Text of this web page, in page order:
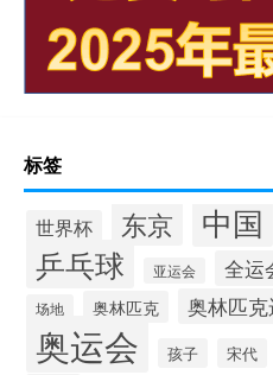
标签
世界杯 东京 中国
乒乓球 亚运会 全运
场地 奥林匹克 奥林匹
奥运会 孩子 宋代